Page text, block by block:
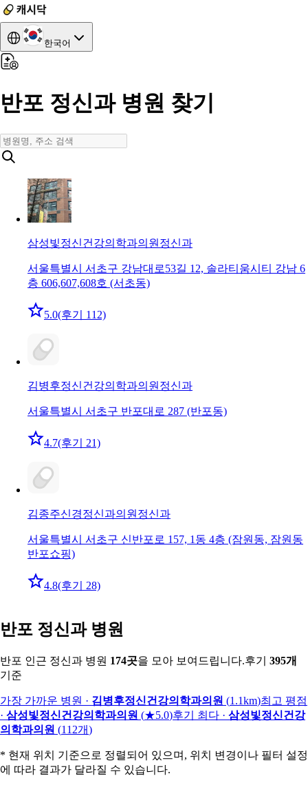
한국어
반포 정신과 병원 찾기
삼성빛정신건강의학과의원 정신과
서울특별시 서초구 강남대로53길 12, 솔라티움시티 강남 6
층 606,607,608호 (서초동)
5.0(후기 112)
김병후정신건강의학과의원 정신과
서울특별시 서초구 반포대로 287 (반포동)
4.7(후기 21)
김종주신경정신과의원 정신과
서울특별시 서초구 신반포로 157, 1동 4층 (잠원동, 잠원동
반포쇼핑)
4.8(후기 28)
반포 정신과 병원
반포 인근 정신과 병원 174곳을 모아 보여드립니다.후기 395개
기준
가장 가까운 병원 · 김병후정신건강의학과의원 (1.1km)최고 평점
· 삼성빛정신건강의학과의원 (★5.0)후기 최다 · 삼성빛정신건강
의학과의원 (112개)
* 현재 위치 기준으로 정렬되어 있으며, 위치 변경이나 필터 설정
에 따라 결과가 달라질 수 있습니다.